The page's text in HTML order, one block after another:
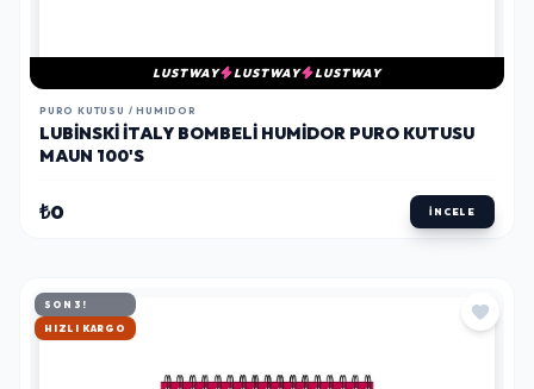
LUSTWAY LUSTWAY LUSTWAY
PURO KUTUSU / HUMIDOR
LUBINSKI İTALY BOMBELI HUMIDOR PURO KUTUSU
MAUN 100'S
₺0 İNCELE
SON 3!
HIZLI KARGO